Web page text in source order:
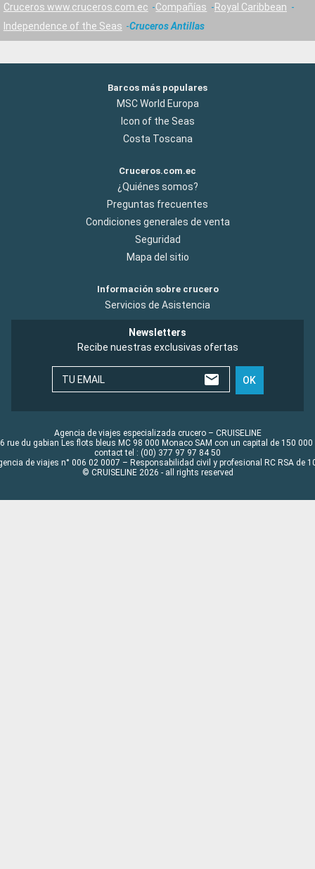
Cruceros www.cruceros.com.ec Compañías
Royal Caribbean
Independence of the Seas
Cruceros Antillas
Barcos más populares
MSC World Europa
Icon of the Seas
Costa Toscana
Cruceros.com.ec
¿Quiénes somos?
Preguntas frecuentes
Condiciones generales de venta
Seguridad
Mapa del sitio
Información sobre crucero
Servicios de Asistencia
Newsletters
Recibe nuestras exclusivas ofertas
TU EMAIL OK
Agencia de viajes especializada crucero – CRUISELINE
rue du gabian Les flots bleus MC 98 000 Monaco SAM con un capital de 150 000
contact tel : (00) 377 97 97 84 50
de viajes n° 006 02 0007 – Responsabilidad civil y profesional RC RSA de
© CRUISELINE 2026 - all rights reserved